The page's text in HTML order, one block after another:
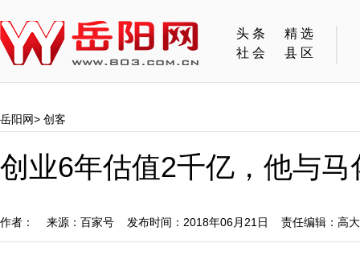
头条
精选
社会
县区
岳阳网> 创客
创业6年估值2千亿，他与
作者： 来源：百家号 发布时间：2018年06月21日 责任编辑：高